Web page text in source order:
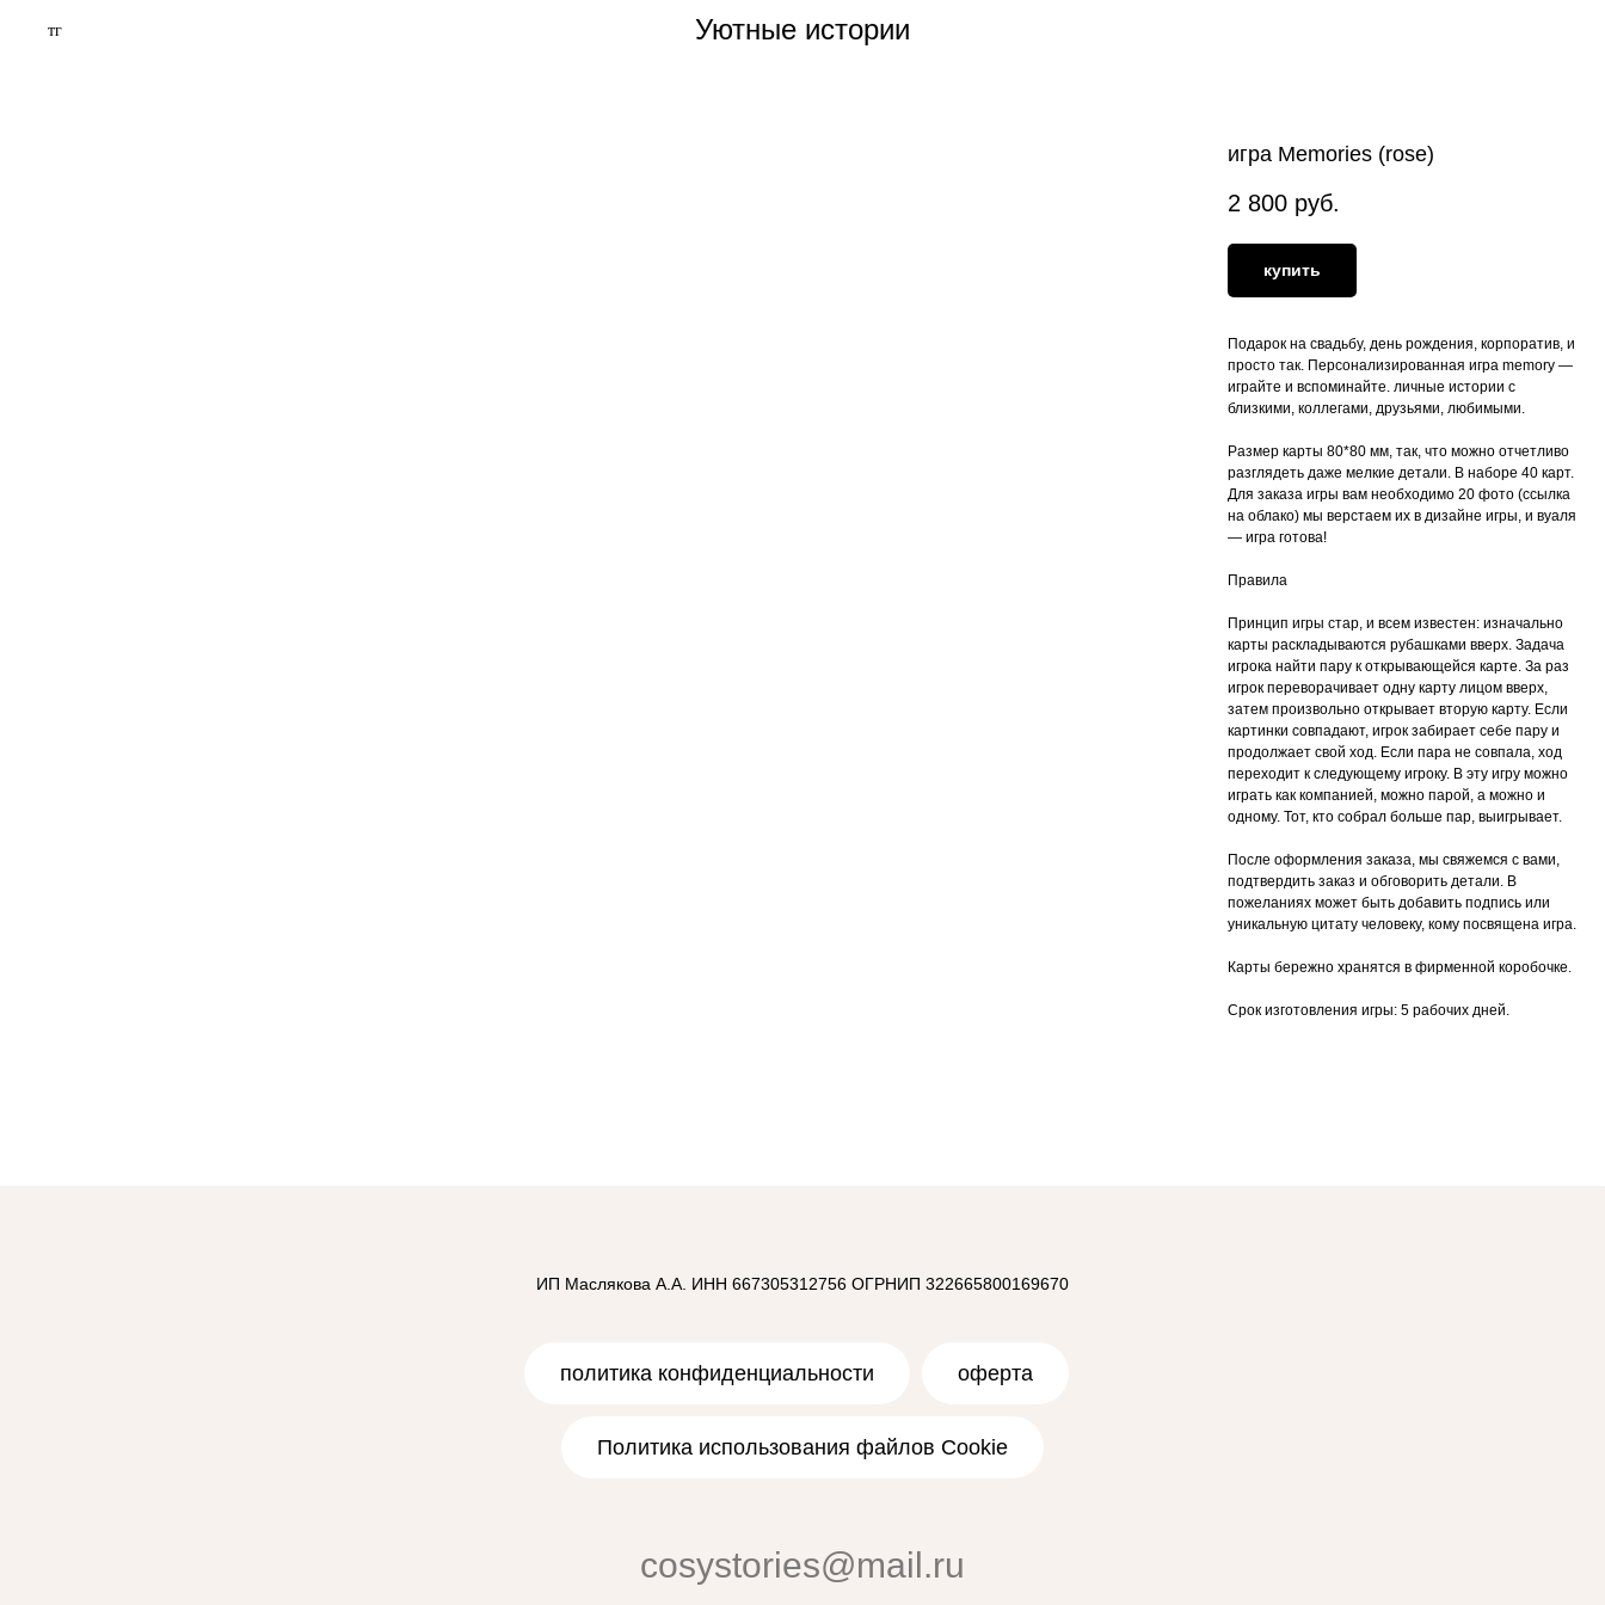
Уютные истории
тг
игра Memories (rose)
2 800 руб.
купить
Подарок на свадьбу, день рождения, корпоратив, и
просто так. Персонализированная игра memory —
играйте и вспоминайте. личные истории с
близкими, коллегами, друзьями, любимыми.
Размер карты 80*80 мм, так, что можно отчетливо
разглядеть даже мелкие детали. В наборе 40 карт.
Для заказа игры вам необходимо 20 фото (ссылка
на облако) мы верстаем их в дизайне игры, и вуаля
— игра готова!
Правила
Принцип игры стар, и всем известен: изначально
карты раскладываются рубашками вверх. Задача
игрока найти пару к открывающейся карте. За раз
игрок переворачивает одну карту лицом вверх,
затем произвольно открывает вторую карту. Если
картинки совпадают, игрок забирает себе пару и
продолжает свой ход. Если пара не совпала, ход
переходит к следующему игроку. В эту игру можно
играть как компанией, можно парой, а можно и
одному. Тот, кто собрал больше пар, выигрывает.
После оформления заказа, мы свяжемся с вами,
подтвердить заказ и обговорить детали. В
пожеланиях может быть добавить подпись или
уникальную цитату человеку, кому посвящена игра.
Карты бережно хранятся в фирменной коробочке.
Срок изготовления игры: 5 рабочих дней.
ИП Маслякова А.А. ИНН 667305312756 ОГРНИП 322665800169670
политика конфиденциальности оферта
Политика использования файлов Cookie
cosystories@mail.ru